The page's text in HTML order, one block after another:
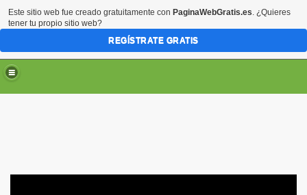
Este sitio web fue creado gratuitamente con PaginaWebGratis.es. ¿Quieres
tener tu propio sitio web?
REGÍSTRATE GRATIS